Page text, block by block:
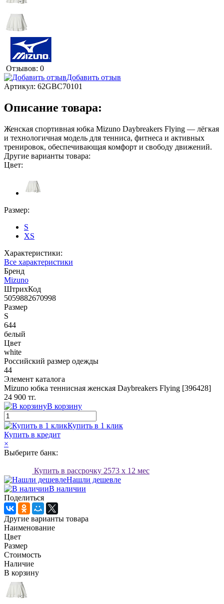
Отзывов: 0
Добавить отзыв
Артикул: 62GBC70101
Описание товара:
Женская спортивная юбка Mizuno Daybreakers Flying — лёгкая
и технологичная модель для тенниса, фитнеса и активных
тренировок, обеспечивающая комфорт и свободу движений.
Другие варианты товара:
Цвет:
Размер:
S
XS
Характеристики:
Все характеристики
Бренд
Mizuno
ШтрихКод
5059882670998
Размер
S
644
белый
Цвет
white
Российский размер одежды
44
Элемент каталога
Mizuno юбка теннисная женская Daybreakers Flying [396428]
24 900 тг.
В корзину
Купить в 1 клик
Купить в кредит
×
Выберите банк:
Купить в рассрочку 2573 x 12 мес
Нашли дешевле
В наличии
Поделиться
Другие варианты товара
Наименование
Цвет
Размер
Стоимость
Наличие
В корзину